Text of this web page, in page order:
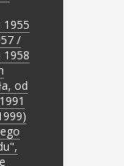
1955
/
1958
od